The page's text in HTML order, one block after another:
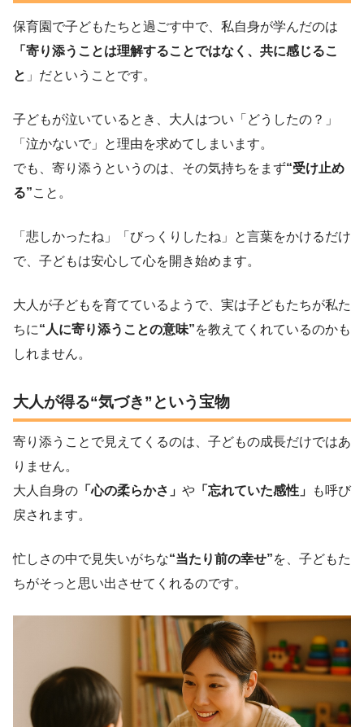
保育園で子どもたちと過ごす中で、私自身が学んだのは
「寄り添うことは理解することではなく、共に感じるこ
と 」だということです。
子どもが泣いているとき、大人はつい「どうしたの？」
「泣かないで」と理由を求めてしまいます。
でも、寄り添うというのは、その気持ちをまず“受け止め
る”こと。
「悲しかったね」「びっくりしたね」と言葉をかけるだけ
で、子どもは安心して心を開き始めます。
大人が子どもを育てているようで、実は子どもたちが私た
ちに“人に寄り添うことの意味”を教えてくれているのかも
しれません。
大人が得る“気づき”という宝物
寄り添うことで見えてくるのは、子どもの成長だけではあ
りません。
大人自身の 「心の柔らかさ」 や 「忘れていた感性」
も呼び
戻されます。
忙しさの中で見失いがちな“当たり前の幸せ”を、子どもた
ちがそっと思い出させてくれるのです。